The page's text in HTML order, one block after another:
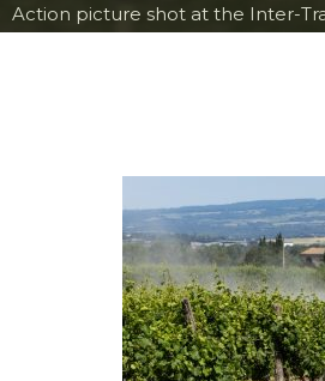
Action picture shot at the Inter-